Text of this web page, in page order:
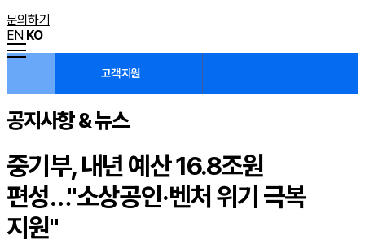
문의하기
EN KO
고객 지원
공지사항 & 뉴스
중기부, 내년 예산 16.8조원
편성…"소상공인·벤처 위기 극복
지원"